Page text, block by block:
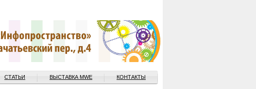
СТАТЬИ ВЫСТАВКА MWE КОНТАКТЫ